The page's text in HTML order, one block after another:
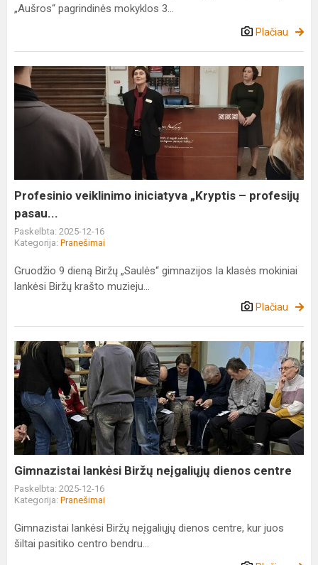
„Aušros“ pagrindinės mokyklos 3...
Plačiau
Profesinio
veiklinimo
iniciatyva
„Kryptis
Profesinio veiklinimo iniciatyva „Kryptis – profesijų
pasau...
Paskelbta: 2025-12-16
Kategorija: Pranešimai
Gruodžio 9 dieną Biržų „Saulės“ gimnazijos Ia klasės mokiniai
lankėsi Biržų krašto muzieju...
Plačiau
Gimnazistai
lankėsi
Biržų
neįgaliųjų
dienos
centre
Gimnazistai lankėsi Biržų neįgaliųjų dienos centre
Paskelbta: 2025-12-16
Kategorija: Pranešimai
Gimnazistai lankėsi Biržų neįgaliųjų dienos centre, kur juos
šiltai pasitiko centro bendru...